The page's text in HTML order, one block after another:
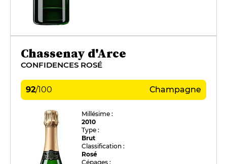
Chassenay d'Arce
CONFIDENCES ROSÉ
92/100 Champagne
Millésime :
2010
Type :
Brut
Classification :
Rosé
Cépages :